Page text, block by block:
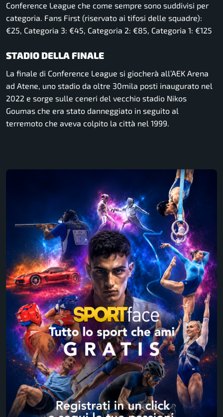
Conference League che come sempre sono suddivisi per
categoria. Fans First (riservato ai tifosi delle squadre):
€25, Categoria 3: €45, Categoria 2: €85, Categoria 1: €125
STADIO DELLA FINALE
La finale di Conference League si giocherà all’AEK Arena
ad Atene, uno stadio da oltre 30mila posti inaugurato nel
2022 e sorge sulle ceneri del vecchio stadio Nikos
Goumas che era stato danneggiato in seguito al
terremoto che aveva colpito la città nel 1999.